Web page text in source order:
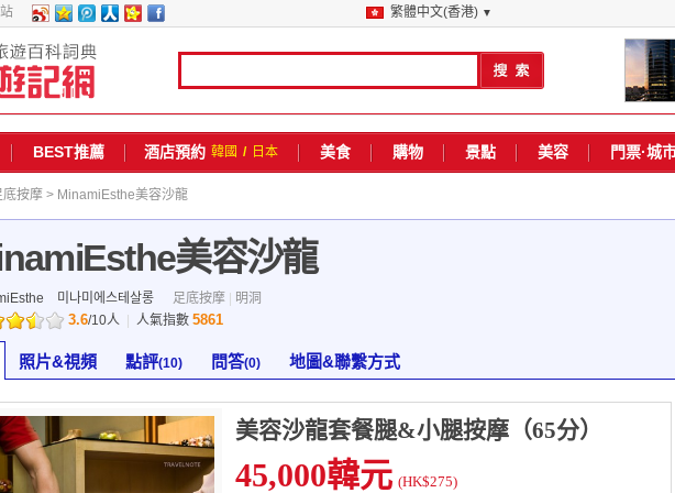
繁體中文(香港) ▼
BEST推薦 酒店預約 韓國 / 日本 美食 購物 景點 美容 門票·城
底按摩 > MinamiEsthe美容沙龍
美容沙龍
미나미에스테살롱 足底按摩 明洞
3.6/10人 人氣指數 5861
照片&視頻 點評(10) 問答(0) 地圖&聯繫方式
美容沙龍套餐腿&小腿按摩（65分）
45,000韓元 (HK$275)